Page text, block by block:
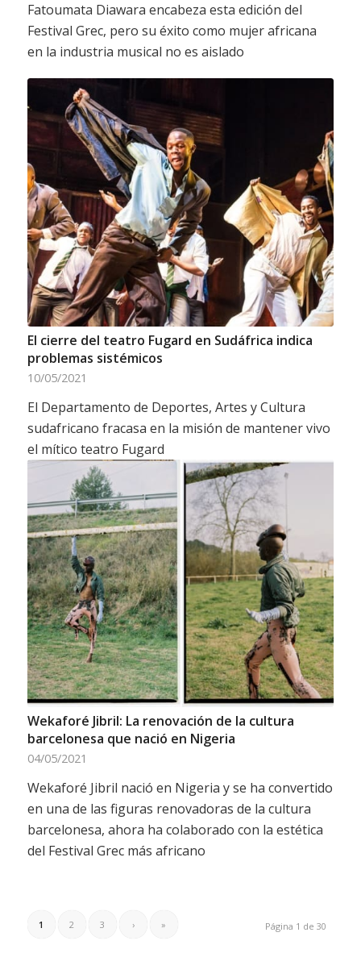
Fatoumata Diawara encabeza esta edición del
Festival Grec, pero su éxito como mujer africana
en la industria musical no es aislado
El cierre del teatro Fugard en Sudáfrica indica
problemas sistémicos
10/05/2021
El Departamento de Deportes, Artes y Cultura
sudafricano fracasa en la misión de mantener vivo
el mítico teatro Fugard
Wekaforé Jibril: La renovación de la cultura
barcelonesa que nació en Nigeria
04/05/2021
Wekaforé Jibril nació en Nigeria y se ha convertido
en una de las figuras renovadoras de la cultura
barcelonesa, ahora ha colaborado con la estética
del Festival Grec más africano
Página 1 de 30
1 2 3 › »